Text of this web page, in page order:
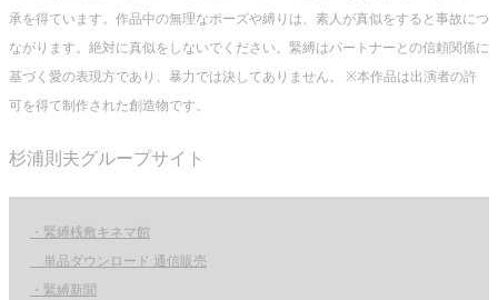
承を得ています。作品中の無理なポーズや縛りは、素人が真似をすると事故につ
ながります。絶対に真似をしないでください。緊縛はパートナーとの信頼関係に
基づく愛の表現方であり、暴力では決してありません。 ※本作品は出演者の許
可を得て制作された創造物です。
杉浦則夫グループサイト
・緊縛桟敷キネマ館
単品ダウンロード 通信販売
・緊縛新聞